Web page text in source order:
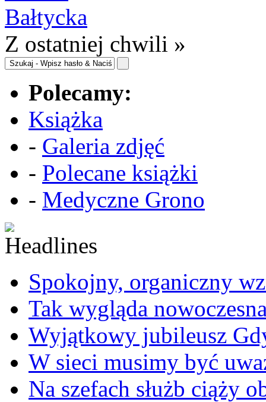
Z ostatniej chwili »
Polecamy:
Książka
- Galeria zdjęć
- Polecane książki
- Medyczne Grono
Spokojny, organiczny
Tak wygląda
Wyjątkowy jubileusz
W sieci musimy być
Na szefach służb ciąży